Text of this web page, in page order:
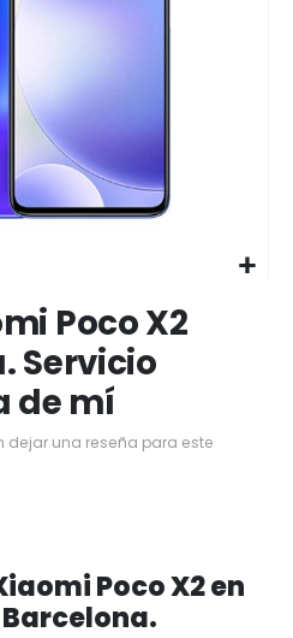
Poco X2
Servicio
de mí
dejar una reseña para este
Poco X2 en